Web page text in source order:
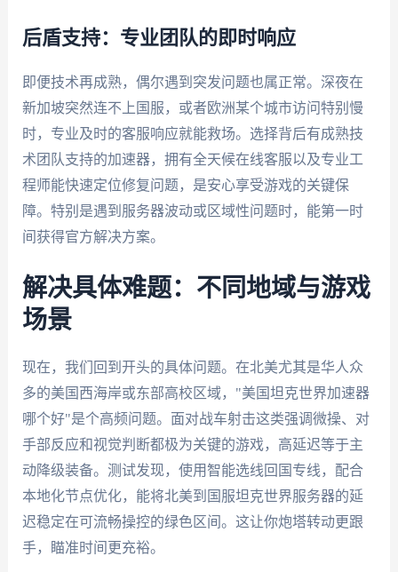
后盾支持：专业团队的即时响应
即便技术再成熟，偶尔遇到突发问题也属正常。深夜在
新加坡突然连不上国服，或者欧洲某个城市访问特别慢
时，专业及时的客服响应就能救场。选择背后有成熟技
术团队支持的加速器，拥有全天候在线客服以及专业工
程师能快速定位修复问题，是安心享受游戏的关键保
障。特别是遇到服务器波动或区域性问题时，能第一时
间获得官方解决方案。
解决具体难题：不同地域与游戏
场景
现在，我们回到开头的具体问题。在北美尤其是华人众
多的美国西海岸或东部高校区域，"美国坦克世界加速器
哪个好"是个高频问题。面对战车射击这类强调微操、对
手部反应和视觉判断都极为关键的游戏，高延迟等于主
动降级装备。测试发现，使用智能选线回国专线，配合
本地化节点优化，能将北美到国服坦克世界服务器的延
迟稳定在可流畅操控的绿色区间。这让你炮塔转动更跟
手，瞄准时间更充裕。